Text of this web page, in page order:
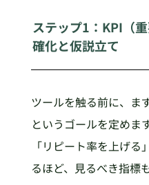
ステップ1：KPI（
確化と仮説立て
ツールを触る前に、ま
というゴールを定めま
「リピート率を上げ
るほど、見るべき指標